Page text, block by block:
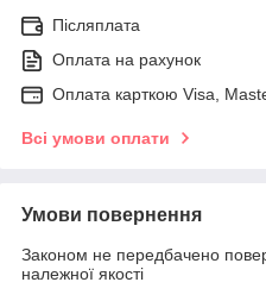
Післяплата
Оплата на рахунок
Оплата карткою Visa,
Всі умови оплати
Умови повернення
Законом не передбачено
належної якості